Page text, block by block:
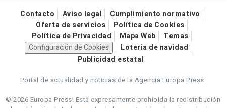
Contacto Aviso legal
Cumplimiento normativo
Oferta de servicios
Política de Cookies
Política de Privacidad
Mapa Web
Temas
Configuración de Cookies
Loteria de navidad
Publicidad estatal
Portal de actualidad y noticias de la Agencia Europa Press.
© 2026 Europa Press. Está expresamente prohibida la redistribución